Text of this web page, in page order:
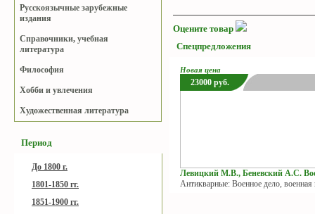
Русскоязычные зарубежные
издания
Справочники, учебная
литература
Философия
Хобби и увлечения
Художественная литература
Период
До 1800 г.
1801-1850 гг.
1851-1900 гг.
Оцените товар
Спецпредложения
Новая цена
23000 руб.
Левицкий М.В., Беневский А.С.
Антикварные: Военное дело, военная